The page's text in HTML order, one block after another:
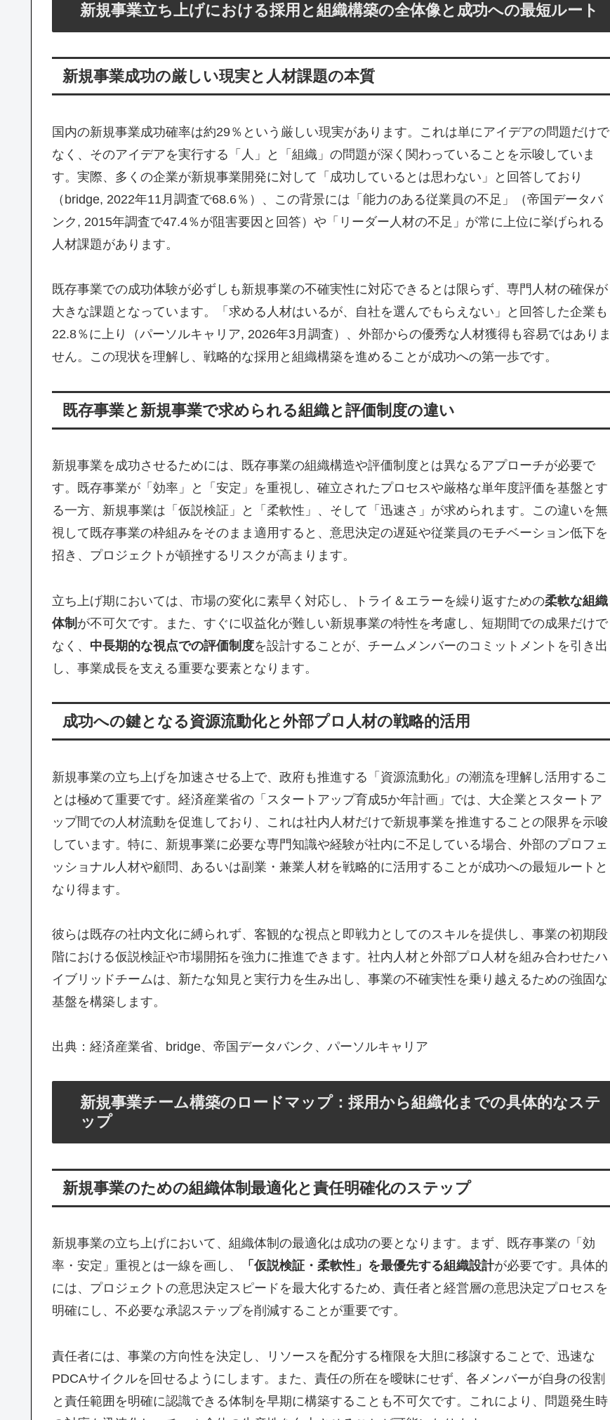
新規事業立ち上げにおける採用と組織構築の全体像と成功への最短ルート
新規事業成功の厳しい現実と人材課題の本質
国内の新規事業成功確率は約29％という厳しい現実があります。これは単にアイデアの問題だけで
なく、そのアイデアを実行する「人」と「組織」の問題が深く関わっていることを示唆していま
す。実際、多くの企業が新規事業開発に対して「成功しているとは思わない」と回答しており
（bridge, 2022年11月調査で68.6％）、この背景には「能力のある従業員の不足」（帝国データバ
ンク, 2015年調査で47.4％が阻害要因と回答）や「リーダー人材の不足」が常に上位に挙げられる
人材課題があります。
既存事業での成功体験が必ずしも新規事業の不確実性に対応できるとは限らず、専門人材の確保が
大きな課題となっています。「求める人材はいるが、自社を選んでもらえない」と回答した企業も
22.8％に上り（パーソルキャリア, 2026年3月調査）、外部からの優秀な人材獲得も容易ではありま
せん。この現状を理解し、戦略的な採用と組織構築を進めることが成功への第一歩です。
既存事業と新規事業で求められる組織と評価制度の違い
新規事業を成功させるためには、既存事業の組織構造や評価制度とは異なるアプローチが必要で
す。既存事業が「効率」と「安定」を重視し、確立されたプロセスや厳格な単年度評価を基盤とす
る一方、新規事業は「仮説検証」と「柔軟性」、そして「迅速さ」が求められます。この違いを無
視して既存事業の枠組みをそのまま適用すると、意思決定の遅延や従業員のモチベーション低下を
招き、プロジェクトが頓挫するリスクが高まります。
立ち上げ期においては、市場の変化に素早く対応し、トライ＆エラーを繰り返すための柔軟な組織
体制 が不可欠です。また、すぐに収益化が難しい新規事業の特性を考慮し、短期間での成果だけで
なく、 中長期的な視点での評価制度を設計することが、チームメンバーのコミットメントを引き出
し、事業成長を支える重要な要素となります。
成功への鍵となる資源流動化と外部プロ人材の戦略的活用
新規事業の立ち上げを加速させる上で、政府も推進する「資源流動化」の潮流を理解し活用するこ
とは極めて重要です。経済産業省の「スタートアップ育成5か年計画」では、大企業とスタートア
ップ間での人材流動を促進しており、これは社内人材だけで新規事業を推進することの限界を示唆
しています。特に、新規事業に必要な専門知識や経験が社内に不足している場合、外部のプロフェ
ッショナル人材や顧問、あるいは副業・兼業人材を戦略的に活用することが成功への最短ルートと
なり得ます。
彼らは既存の社内文化に縛られず、客観的な視点と即戦力としてのスキルを提供し、事業の初期段
階における仮説検証や市場開拓を強力に推進できます。社内人材と外部プロ人材を組み合わせたハ
イブリッドチームは、新たな知見と実行力を生み出し、事業の不確実性を乗り越えるための強固な
基盤を構築します。
出典：経済産業省、bridge、帝国データバンク、パーソルキャリア
新規事業チーム構築のロードマップ：採用から組織化までの具体的なステ
ップ
新規事業のための組織体制最適化と責任明確化のステップ
新規事業の立ち上げにおいて、組織体制の最適化は成功の要となります。まず、既存事業の「効
率・安定」重視とは一線を画し、
「仮説検証・柔軟性」を最優先する組織設計が必要です。具体的
には、プロジェクトの意思決定スピードを最大化するため、責任者と経営層の意思決定プロセスを
明確にし、不必要な承認ステップを削減することが重要です。
責任者には、事業の方向性を決定し、リソースを配分する権限を大胆に移譲することで、迅速な
PDCAサイクルを回せるようにします。また、責任の所在を曖昧にせず、各メンバーが自身の役割
と責任範囲を明確に認識できる体制を早期に構築することも不可欠です。これにより、問題発生時